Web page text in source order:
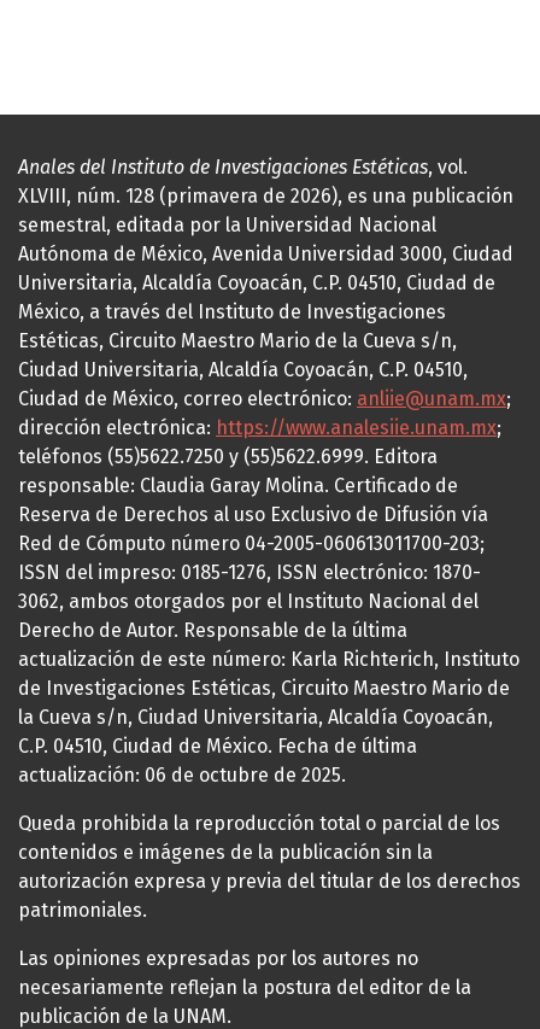
Anales del Instituto de Investigaciones Estéticas, vol.
XLVIII, núm. 128 (primavera de 2026), es una publicación
semestral, editada por la Universidad Nacional
Autónoma de México, Avenida Universidad 3000, Ciudad
Universitaria, Alcaldía Coyoacán, C.P. 04510, Ciudad de
México, a través del Instituto de Investigaciones
Estéticas, Circuito Maestro Mario de la Cueva s/n,
Ciudad Universitaria, Alcaldía Coyoacán, C.P. 04510,
Ciudad de México, correo electrónico: anliie@unam.mx;
dirección electrónica: https://www.analesiie.unam.mx;
teléfonos (55)5622.7250 y (55)5622.6999. Editora
responsable: Claudia Garay Molina. Certificado de
Reserva de Derechos al uso Exclusivo de Difusión vía
Red de Cómputo número 04-2005-060613011700-203;
ISSN del impreso: 0185-1276, ISSN electrónico: 1870-
3062, ambos otorgados por el Instituto Nacional del
Derecho de Autor. Responsable de la última
actualización de este número: Karla Richterich, Instituto
de Investigaciones Estéticas, Circuito Maestro Mario de
la Cueva s/n, Ciudad Universitaria, Alcaldía Coyoacán,
C.P. 04510, Ciudad de México. Fecha de última
actualización: 06 de octubre de 2025.
Queda prohibida la reproducción total o parcial de los
contenidos e imágenes de la publicación sin la
autorización expresa y previa del titular de los derechos
patrimoniales.
Las opiniones expresadas por los autores no
necesariamente reflejan la postura del editor de la
publicación de la UNAM.